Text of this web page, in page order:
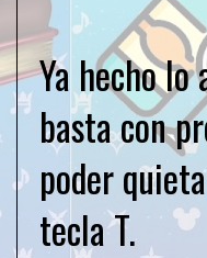
Ya hecho
basta con
poder
tecla T.